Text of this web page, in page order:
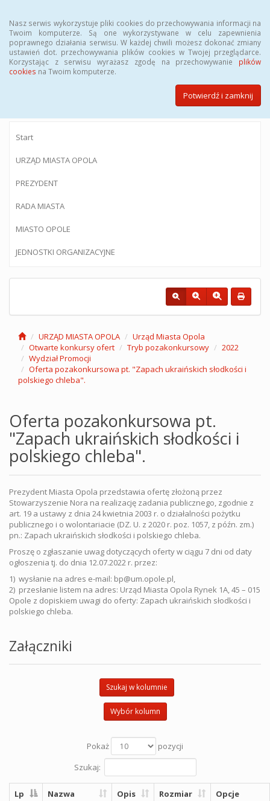
Nasz serwis wykorzystuje pliki cookies do przechowywania informacji na
Twoim komputerze. Są one wykorzystywane w celu zapewnienia
poprawnego działania serwisu. W każdej chwili możesz dokonać zmiany
ustawień dot. przechowywania plików cookies w Twojej przeglądarce.
Korzystając z serwisu wyrażasz zgodę na przechowywanie plików
cookies na Twoim komputerze.
Potwierdź i zamknij
BIULETYN INFORMACJI PUBLICZNEJ
Urzędu Miasta Opola
Start
URZĄD MIASTA OPOLA
PREZYDENT
RADA MIASTA
MIASTO OPOLE
JEDNOSTKI ORGANIZACYJNE
URZĄD MIASTA OPOLA
Urząd Miasta Opola
Otwarte konkursy ofert
Tryb pozakonkursowy
2022
Wydział Promocji
Oferta pozakonkursowa pt. "Zapach ukraińskich słodkości i
polskiego chleba".
Oferta pozakonkursowa pt.
"Zapach ukraińskich słodkości i
polskiego chleba".
Prezydent Miasta Opola przedstawia ofertę złożoną przez
Stowarzyszenie Nora na realizację zadania publicznego, zgodnie z
art. 19 a ustawy z dnia 24 kwietnia 2003 r. o działalności pożytku
publicznego i o wolontariacie (DZ. U. z 2020 r. poz. 1057, z późn. zm.)
pn.: Zapach ukraińskich słodkości i polskiego chleba.
Proszę o zgłaszanie uwag dotyczących oferty w ciągu 7 dni od daty
ogłoszenia tj. do dnia 12.07.2022 r. przez:
1) wysłanie na adres e-mail: bp@um.opole.pl,
2) przesłanie listem na adres: Urząd Miasta Opola Rynek 1A, 45 – 015
Opole z dopiskiem uwagi do oferty: Zapach ukraińskich słodkości i
polskiego chleba.
Załączniki
Szukaj w kolumnie
Wybór kolumn
Pokaż
pozycji
Szukaj:
Lp Nazwa Opis Rozmiar Opcje